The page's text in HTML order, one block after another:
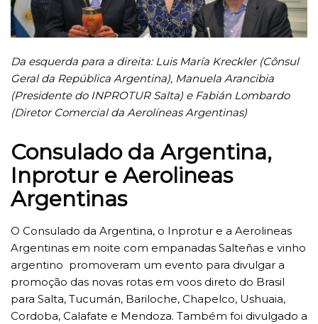
Da esquerda para a direita: Luis María Kreckler (Cônsul
Geral da República Argentina), Manuela Arancibia
(Presidente do INPROTUR Salta) e Fabián Lombardo
(Diretor Comercial da Aerolíneas Argentinas)
Consulado da Argentina,
Inprotur e Aerolineas
Argentinas
O Consulado da Argentina, o Inprotur e a Aerolineas
Argentinas em noite com empanadas Salteñas e vinho
argentino promoveram um evento para divulgar a
promoção das novas rotas em voos direto do Brasil
para Salta, Tucumán, Bariloche, Chapelco, Ushuaia,
Cordoba, Calafate e Mendoza. Também foi divulgado a